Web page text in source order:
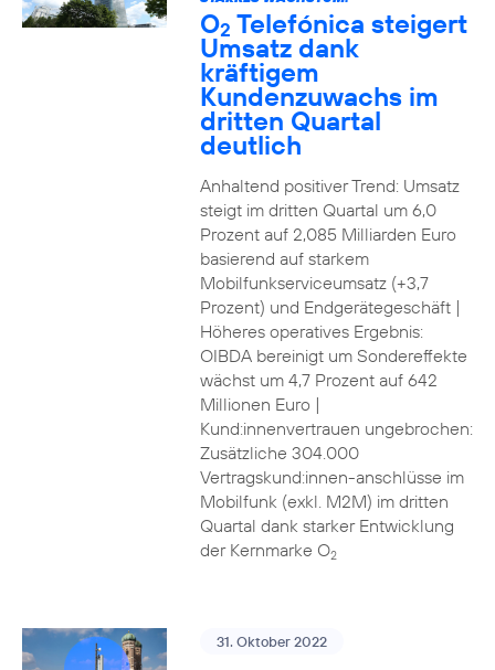
O2 Telefónica steigert
Umsatz dank
kräftigem
Kundenzuwachs im
dritten Quartal
deutlich
Anhaltend positiver Trend: Umsatz
steigt im dritten Quartal um 6,0
Prozent auf 2,085 Milliarden Euro
basierend auf starkem
Mobilfunkserviceumsatz (+3,7
Prozent) und Endgerätegeschäft |
Höheres operatives Ergebnis:
OIBDA bereinigt um Sondereffekte
wächst um 4,7 Prozent auf 642
Millionen Euro |
Kund:innenvertrauen ungebrochen:
Zusätzliche 304.000
Vertragskund:innen-anschlüsse im
Mobilfunk (exkl. M2M) im dritten
Quartal dank starker Entwicklung
der Kernmarke O2
31. Oktober 2022